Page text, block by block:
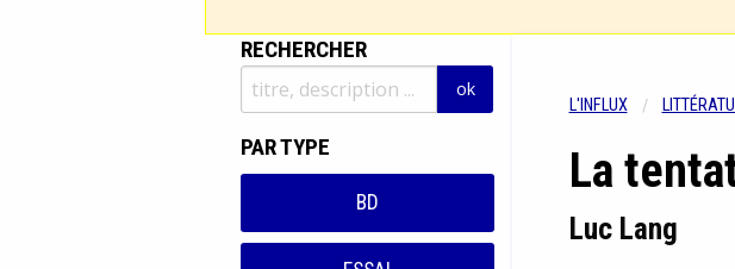
RECHERCHER
PAR TYPE
BD
L'INFLUX
La
Luc Lang